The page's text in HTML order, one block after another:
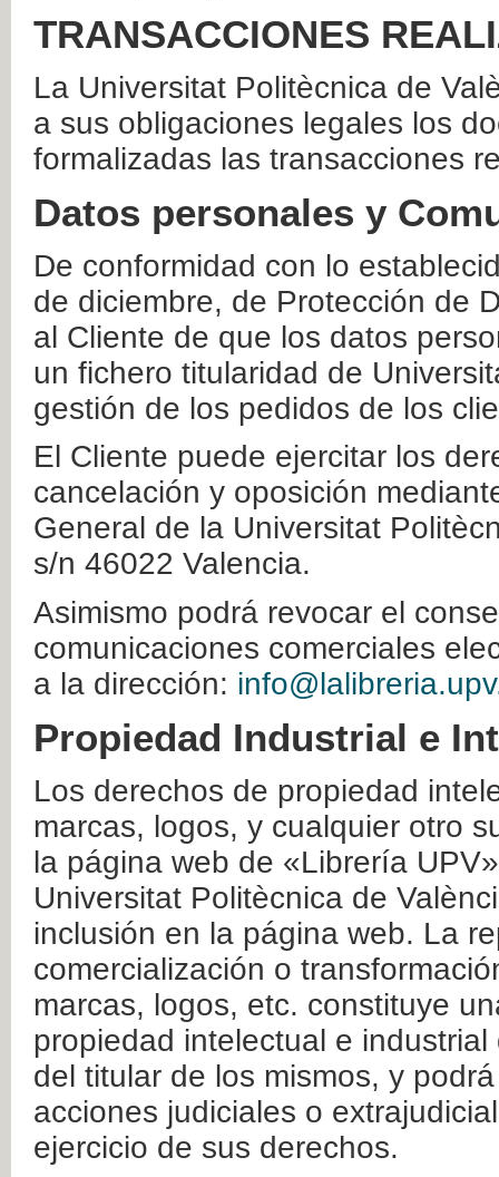
TRANSACCIONES
La Universitat Politècnica de
a sus obligaciones legales los
formalizadas las transacciones
Datos personales y
De conformidad con lo
de diciembre, de Protección de
al Cliente de que los datos
un fichero titularidad de
gestión de los pedidos de los
El Cliente puede ejercitar los
cancelación y oposición
General de la Universitat
s/n 46022 Valencia.
Asimismo podrá revocar el
comunicaciones comerciales
a la dirección:
Propiedad Industrial e
Los derechos de propiedad
marcas, logos, y cualquier otro
la página web de «Librería
Universitat Politècnica de
inclusión en la página web. La
comercialización o
marcas, logos, etc. constituye
propiedad intelectual e
del titular de los mismos, y
acciones judiciales o
ejercicio de sus derechos.